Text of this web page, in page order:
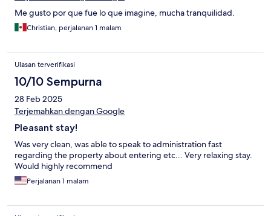
Me gusto por que fue lo que imagine, mucha tranquilidad.
Christian, perjalanan 1 malam
Ulasan terverifikasi
10/10 Sempurna
28 Feb 2025
Terjemahkan dengan Google
Pleasant stay!
Was very clean, was able to speak to administration fast
regarding the property about entering etc... Very relaxing stay.
Would highly recommend
Perjalanan 1 malam